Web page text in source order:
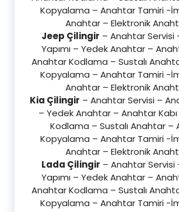
Kopyalama – Anahtar Tamiri -
Anahtar – Elektronik
Jeep Çilingir – Anahtar Servisi
Yapımı – Yedek Anahtar –
Anahtar Kodlama – Sustalı
Kopyalama – Anahtar Tamiri -
Anahtar – Elektronik
Kia Çilingir – Anahtar Servisi –
– Yedek Anahtar – Anahtar
Kodlama – Sustalı Anahtar –
Kopyalama – Anahtar Tamiri -
Anahtar – Elektronik
Lada Çilingir – Anahtar Servisi
Yapımı – Yedek Anahtar –
Anahtar Kodlama – Sustalı
Kopyalama – Anahtar Tamiri -